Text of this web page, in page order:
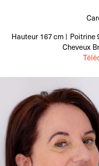
Hauteur 167 cm Poitrine
Cheveux